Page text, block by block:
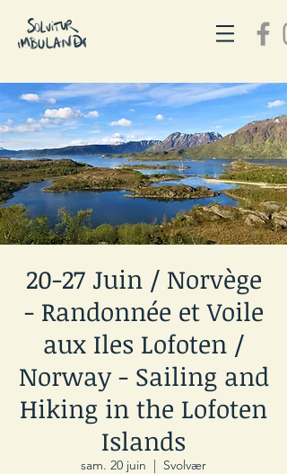
20-27 Juin / Norvège
- Randonnée et Voile
aux Iles Lofoten /
Norway - Sailing and
Hiking in the Lofoten
Islands
sam. 20 juin
  |
Svolvær